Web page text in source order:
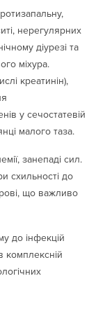
нерегулярних
діурезі та
міхура.
креатинін),
у сечостатевій
малого таза.
занепаді сил.
схильності до
що важливо
до інфекцій
комплексній